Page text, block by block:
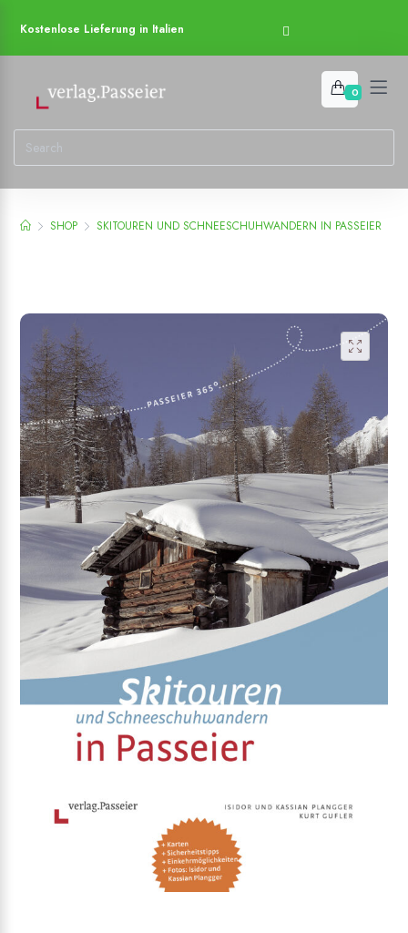
Kostenlose Lieferung in Italien
0
SHOP SKITOUREN UND SCHNEESCHUHWANDERN IN PASSEIER
Add to wishlist